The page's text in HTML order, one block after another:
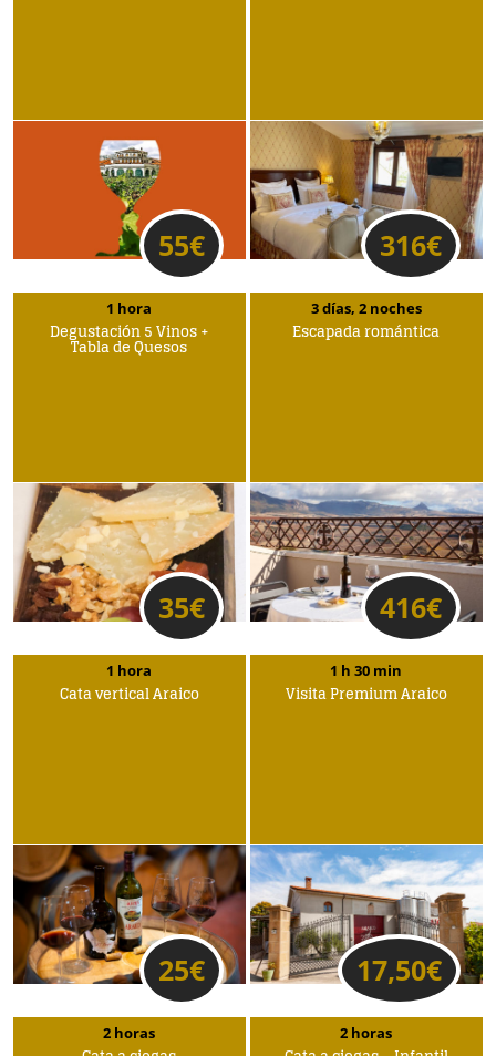
55€ 316€
1 hora
Degustación 5 Vinos +
Tabla de Quesos
35€
3 días, 2 noches
Escapada romántica
416€
1 hora
Cata vertical Araico
25€
1 h 30 min
Visita Premium Araico
17,50€
2 horas 2 horas